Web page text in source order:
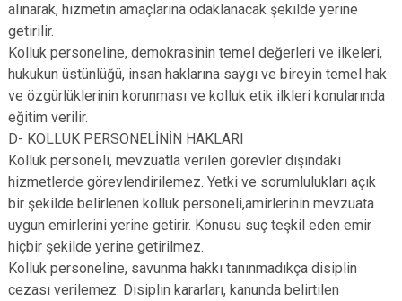
alınarak, hizmetin amaçlarına odaklanacak şekilde yerine
getirilir.
Kolluk personeline, demokrasinin temel değerleri ve ilkeleri,
hukukun üstünlüğü, insan haklarına saygı ve bireyin temel hak
ve özgürlüklerinin korunması ve kolluk etik ilkleri konularında
eğitim verilir.
D- KOLLUK PERSONELİNİN HAKLARI
Kolluk personeli, mevzuatla verilen görevler dışındaki
hizmetlerde görevlendirilemez. Yetki ve sorumlulukları açık
bir şekilde belirlenen kolluk personeli,amirlerinin mevzuata
uygun emirlerini yerine getirir. Konusu suç teşkil eden emir
hiçbir şekilde yerine getirilmez.
Kolluk personeline, savunma hakkı tanınmadıkça disiplin
cezası verilemez. Disiplin kararları, kanunda belirtilen